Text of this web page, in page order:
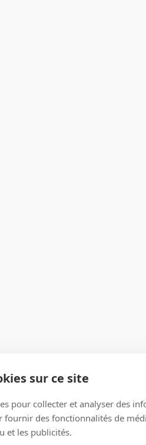
sur ce site
pour collecter et analyser des
des fonctionnalités de
et les publicités.